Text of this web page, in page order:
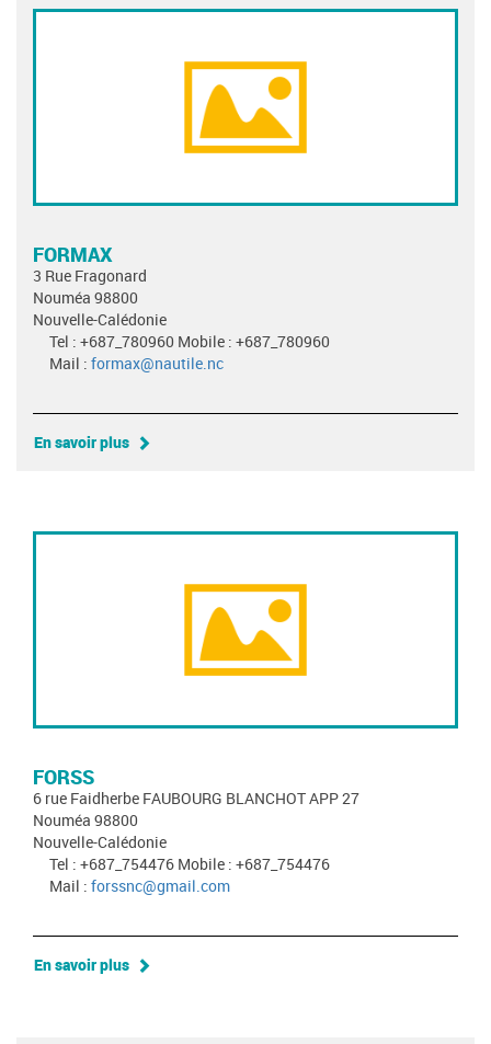
FORMAX
3 Rue Fragonard
Nouméa 98800
Nouvelle-Calédonie
Tel : +687_780960 Mobile : +687_780960
Mail : formax@nautile.nc
En savoir plus
FORSS
6 rue Faidherbe FAUBOURG BLANCHOT APP 27
Nouméa 98800
Nouvelle-Calédonie
Tel : +687_754476 Mobile : +687_754476
Mail : forssnc@gmail.com
En savoir plus